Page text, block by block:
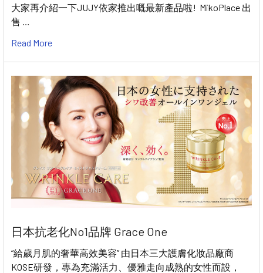
大家再介紹一下JUJY依家推出嘅最新產品啦! MikoPlace 出
售 …
Read More
日本抗老化No1品牌 Grace One
“給歲月肌的奢華高效美容” 由日本三大護膚化妝品廠商
KOSE研發，專為充滿活力、優雅走向成熟的女性而設，